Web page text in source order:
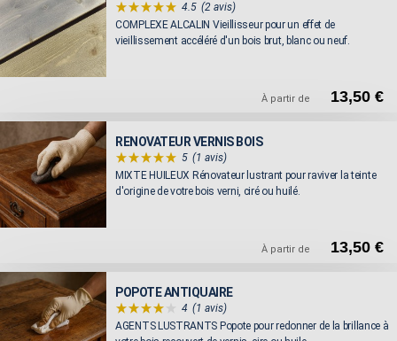
4.5 (2 avis)
COMPLEXE ALCALIN Vieillisseur pour un effet de
vieillissement accéléré d'un bois brut, blanc ou neuf.
À partir de 13,50 €
RENOVATEUR VERNIS BOIS
5 (1 avis)
MIXTE HUILEUX Rénovateur lustrant pour raviver la teinte
d'origine de votre bois verni, ciré ou huilé.
À partir de 13,50 €
POPOTE ANTIQUAIRE
4 (1 avis)
AGENTS LUSTRANTS Popote pour redonner de la brillance à